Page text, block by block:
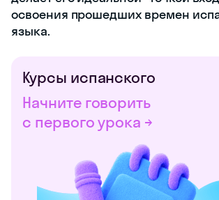
освоения прошедших времен
языка.
Курсы испанского
Начните говорить
с первого урока →